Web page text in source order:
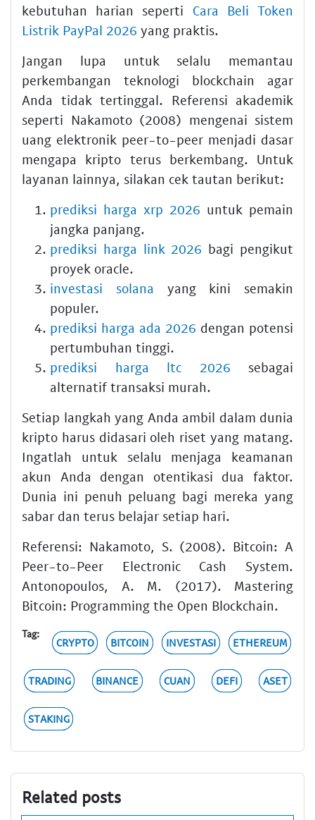
kebutuhan harian seperti Cara Beli Token
Listrik PayPal 2026 yang praktis.
Jangan lupa untuk selalu memantau
perkembangan teknologi blockchain agar
Anda tidak tertinggal. Referensi akademik
seperti Nakamoto (2008) mengenai sistem
uang elektronik peer-to-peer menjadi dasar
mengapa kripto terus berkembang. Untuk
layanan lainnya, silakan cek tautan berikut:
prediksi harga xrp 2026 untuk pemain
jangka panjang.
prediksi harga link 2026 bagi pengikut
proyek oracle.
investasi solana yang kini semakin
populer.
prediksi harga ada 2026 dengan potensi
pertumbuhan tinggi.
prediksi harga ltc 2026 sebagai
alternatif transaksi murah.
Setiap langkah yang Anda ambil dalam dunia
kripto harus didasari oleh riset yang matang.
Ingatlah untuk selalu menjaga keamanan
akun Anda dengan otentikasi dua faktor.
Dunia ini penuh peluang bagi mereka yang
sabar dan terus belajar setiap hari.
Referensi: Nakamoto, S. (2008). Bitcoin: A
Peer-to-Peer Electronic Cash System.
Antonopoulos, A. M. (2017). Mastering
Bitcoin: Programming the Open Blockchain.
Tag:
CRYPTO BITCOIN INVESTASI ETHEREUM
TRADING BINANCE CUAN DEFI ASET
STAKING
Related posts